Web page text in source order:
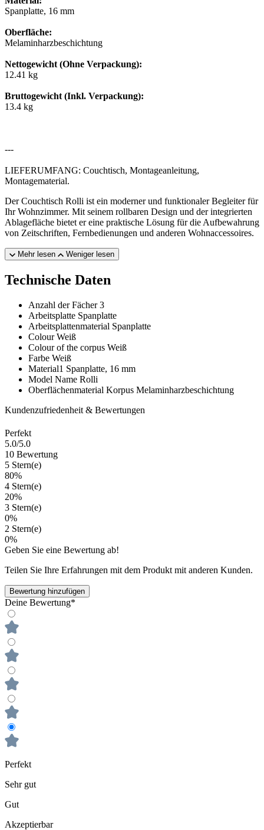
Spanplatte, 16 mm
Oberfläche:
Melaminharzbeschichtung
Nettogewicht (Ohne Verpackung):
12.41 kg
Bruttogewicht (Inkl. Verpackung):
13.4 kg
---
LIEFERUMFANG: Couchtisch, Montageanleitung,
Montagematerial.
Der Couchtisch Rolli ist ein moderner und funktionaler Begleiter für
Ihr Wohnzimmer. Mit seinem rollbaren Design und der integrierten
Ablagefläche bietet er eine praktische Lösung für die Aufbewahrung
von Zeitschriften, Fernbedienungen und anderen Wohnaccessoires.
Mehr lesen Weniger lesen
Technische Daten
Anzahl der Fächer 3
Arbeitsplatte Spanplatte
Arbeitsplattenmaterial Spanplatte
Colour Weiß
Colour of the corpus Weiß
Farbe Weiß
Material1 Spanplatte, 16 mm
Model Name Rolli
Oberflächenmaterial Korpus Melaminharzbeschichtung
Kundenzufriedenheit & Bewertungen
Perfekt
5.0/5.0
10 Bewertung
5 Stern(e)
80%
4 Stern(e)
20%
3 Stern(e)
0%
2 Stern(e)
0%
Geben Sie eine Bewertung ab!
Teilen Sie Ihre Erfahrungen mit dem Produkt mit anderen Kunden.
Bewertung hinzufügen
Deine Bewertung*
Perfekt
Sehr gut
Gut
Akzeptierbar